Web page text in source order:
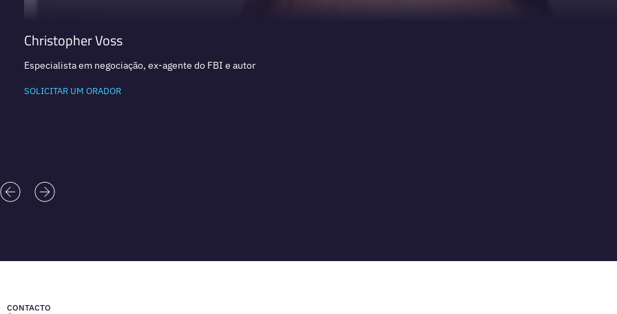
Christopher Voss
Especialista em negociação, ex-agente do FBI e autor
SOLICITAR UM ORADOR
CONTACTO